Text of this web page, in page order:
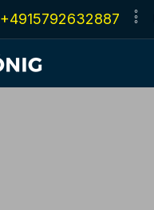
+4915792632887